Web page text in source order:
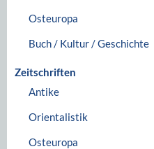
Osteuropa
Buch / Kultur / Geschichte
Zeitschriften
Antike
Orientalistik
Osteuropa